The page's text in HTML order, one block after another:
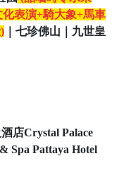
化表演+騎大象+馬車
｜七珍佛山｜九世皇
店Crystal Palace
Spa Pattaya Hotel